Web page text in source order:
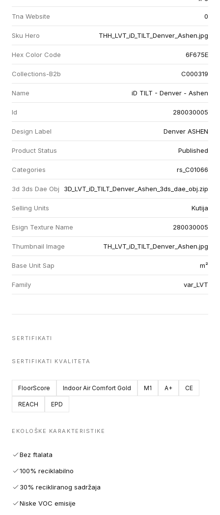
Tna Website 0
Sku Hero THH_LVT_iD_TILT_Denver_Ashen.jpg
Hex Color Code 6F675E
Collections-B2b C000319
Name iD TILT - Denver - Ashen
Id 280030005
Design Label Denver ASHEN
Product Status Published
Categories rs_C01066
3d 3ds Dae Obj 3D_LVT_iD_TILT_Denver_Ashen_3ds_dae_obj.zip
Selling Units Kutija
Esign Texture Name 280030005
Thumbnail Image TH_LVT_iD_TILT_Denver_Ashen.jpg
Base Unit Sap m²
Family var_LVT
SERTIFIKATI
SERTIFIKATI KVALITETA
FloorScore Indoor Air Comfort Gold M1 A+ CE
REACH EPD
EKOLOŠKE KARAKTERISTIKE
Bez ftalata
100% reciklabilno
30% recikliranog sadržaja
Niske VOC emisije